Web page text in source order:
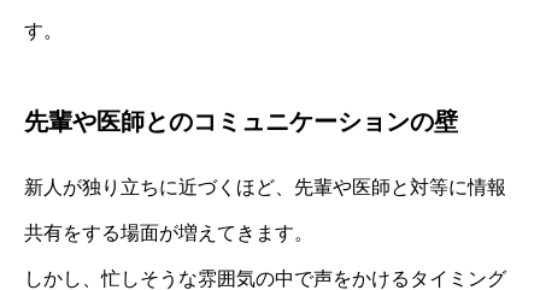
す。
先輩や医師とのコミュニケーションの壁
新人が独り立ちに近づくほど、先輩や医師と対等に情報
共有をする場面が増えてきます。
しかし、忙しそうな雰囲気の中で声をかけるタイミング